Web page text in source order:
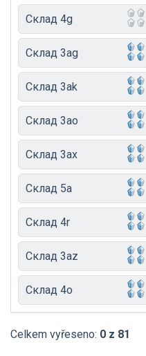
Склад 4g
Склад 3ag
Склад 3ak
Склад 3ao
Склад 3ax
Склад 5a
Склад 4r
Склад 3az
Склад 4o
Celkem vyřeseno: 0 z 81